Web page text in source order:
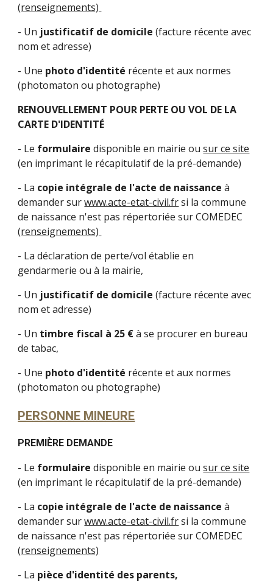
(renseignements)
- Un justificatif de domicile (facture récente avec
nom et adresse)
- Une photo d'identité récente et aux normes
(photomaton ou photographe)
RENOUVELLEMENT POUR PERTE OU VOL DE LA
CARTE D'IDENTITÉ
- Le formulaire disponible en mairie ousur ce site
(en imprimant le récapitulatif de la pré-demande)
- La copie intégrale de l'acte de naissance à
demander surwww.acte-etat-civil.frsi la commune
de naissance n'est pas répertoriée sur COMEDEC
(renseignements)
- La déclaration de perte/vol établie en
gendarmerie ou à la mairie,
- Un justificatif de domicile (facture récente avec
nom et adresse)
- Un timbre fiscal à 25 €à se procurer en bureau
de tabac,
- Une photo d'identité récente et aux normes
(photomaton ou photographe)
PERSONNE MINEURE
PREMIÈRE DEMANDE
- Le formulaire disponible en mairie ousur ce site
(en imprimant le récapitulatif de la pré-demande)
- La copie intégrale de l'acte de naissance à
demander surwww.acte-etat-civil.frsi la commune
de naissance n'est pas répertoriée sur COMEDEC
(renseignements)
- La pièce d'identité des parents,